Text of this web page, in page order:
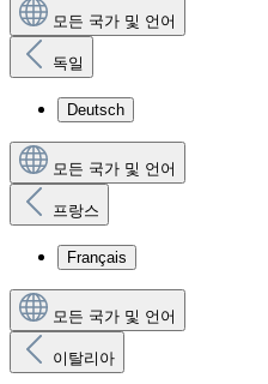
모든 국가 및 언어
독일
Deutsch
모든 국가 및 언어
프랑스
Français
모든 국가 및 언어
이탈리아